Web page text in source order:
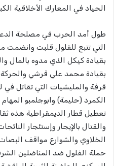
الحياد في المعارك الأخلاقية
طول أمد الحرب في مصلحة
التي تتبع للفلول قلبت وانضمت
بقيادة كيكل الذي مدوه بالمال
بقيادة محمد علي قرشي والحركة
قرفة والمليشيات التي تقاتل في
الكمرد (حليمة) وابوجلمبو
تعطيل قطار الديمقراطية هذه
والقتال بالإيجار وإستئجار
الخلاوي والشوارع مواقف
حملة الفلول ضد المناضلين